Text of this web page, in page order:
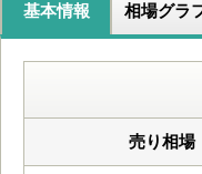
基本情報 相場グラ
売り相場